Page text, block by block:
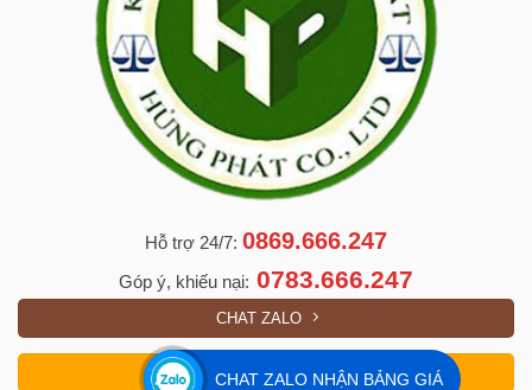
Hỗ trợ 24/7: 0869.666.247
Góp ý, khiếu nại: 0783.666.247
CHAT ZALO
GỌI NGAY
CHAT ZALO NHẬN BẢNG GIÁ